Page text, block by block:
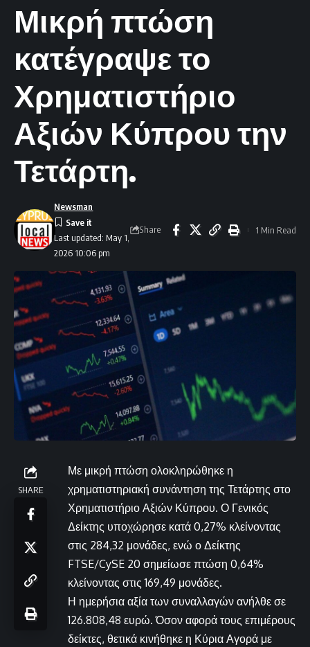
Μικρή πτώση
κατέγραψε το
Χρηματιστήριο
Αξιών Κύπρου την
Τετάρτη.
Last updated: May 1,
2026 10:06 pm
Newsman
Share 1 Min Read
SHARE
Με μικρή πτώση ολοκληρώθηκε η
χρηματιστηριακή συνάντηση της Τετάρτης στο
Χρηματιστήριο Αξιών Κύπρου. Ο Γενικός
Δείκτης υποχώρησε κατά 0,27% κλείνοντας
στις 284,32 μονάδες, ενώ ο Δείκτης
FTSE/CySE 20 σημείωσε πτώση 0,64%
κλείνοντας στις 169,49 μονάδες.
Η ημερήσια αξία των συναλλαγών ανήλθε σε
126.808,48 ευρώ. Όσον αφορά τους επιμέρους
δείκτες, θετικά κινήθηκε η Κύρια Αγορά με